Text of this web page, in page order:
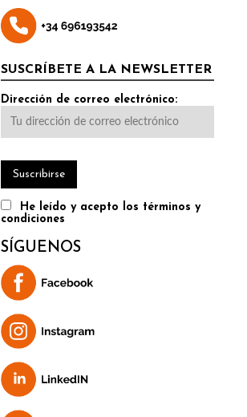
SUSCRÍBETE A LA NEWSLETTER
Dirección de correo electrónico:
He leído y acepto los términos y
condiciones
SÍGUENOS